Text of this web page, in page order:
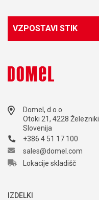
VZPOSTAVI STIK
Domel, d.o.o.
Otoki 21, 4228 Železniki
Slovenija
+386 4 51 17 100
sales@domel.com
Lokacije skladišč
IZDELKI